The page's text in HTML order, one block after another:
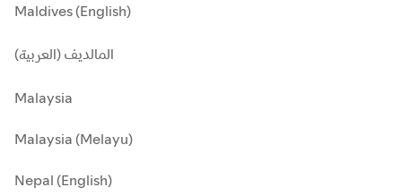
Maldives (English)
المالديف (العربية)
Malaysia
Malaysia (Melayu)
Nepal (English)